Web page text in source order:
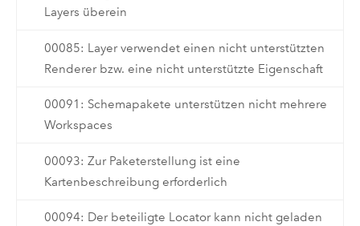
Layers überein
00085: Layer verwendet einen nicht unterstützten
Renderer bzw. eine nicht unterstützte Eigenschaft
00091: Schemapakete unterstützen nicht mehrere
Workspaces
00093: Zur Paketerstellung ist eine
Kartenbeschreibung erforderlich
00094: Der beteiligte Locator kann nicht geladen